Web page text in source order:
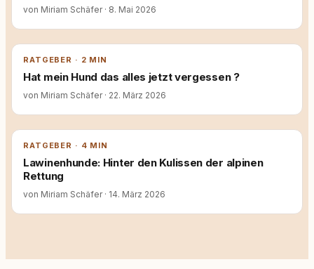
von Miriam Schäfer · 8. Mai 2026
RATGEBER · 2 MIN
Hat mein Hund das alles jetzt vergessen ?
von Miriam Schäfer · 22. März 2026
RATGEBER · 4 MIN
Lawinenhunde: Hinter den Kulissen der alpinen
Rettung
von Miriam Schäfer · 14. März 2026